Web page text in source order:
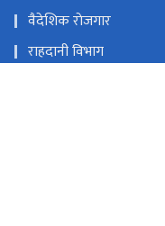
वैदेशिक राेजगार
राहदानी विभाग